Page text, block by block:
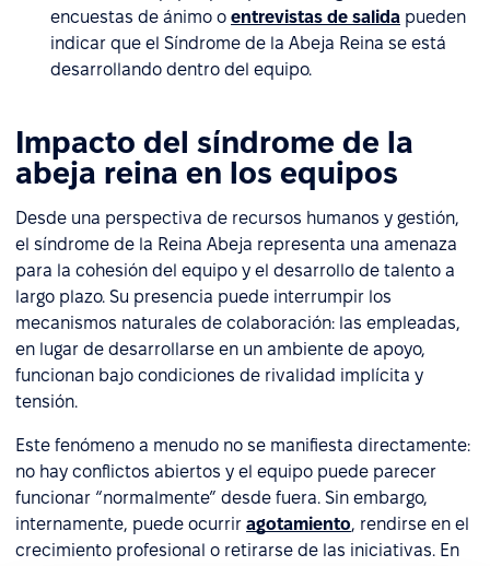
encuestas de ánimo o entrevistas de salida pueden
indicar que el Síndrome de la Abeja Reina se está
desarrollando dentro del equipo.
Impacto del síndrome de la
abeja reina en los equipos
Desde una perspectiva de recursos humanos y gestión,
el síndrome de la Reina Abeja representa una amenaza
para la cohesión del equipo y el desarrollo de talento a
largo plazo. Su presencia puede interrumpir los
mecanismos naturales de colaboración: las empleadas,
en lugar de desarrollarse en un ambiente de apoyo,
funcionan bajo condiciones de rivalidad implícita y
tensión.
Este fenómeno a menudo no se manifiesta directamente:
no hay conflictos abiertos y el equipo puede parecer
funcionar “normalmente” desde fuera. Sin embargo,
internamente, puede ocurrir agotamiento, rendirse en el
crecimiento profesional o retirarse de las iniciativas. En